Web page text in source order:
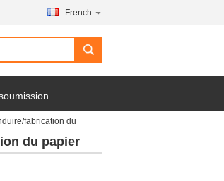
French
search
fabrication du
du papier